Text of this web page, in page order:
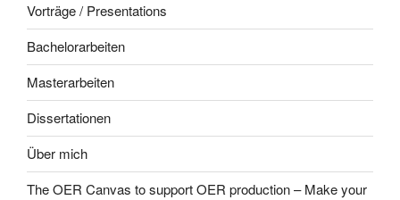
Vorträge / Presentations
Bachelorarbeiten
Masterarbeiten
Dissertationen
Über mich
The OER Canvas to support OER production – Make your